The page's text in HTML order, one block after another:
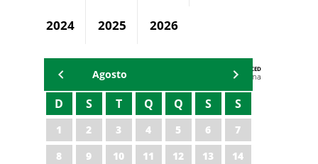
2024 2025 2026
AGENDA DA CODED/CED
Vagna Lima
Agosto
D S T Q Q S S
1 2 3 4 5 6
7
8
9 10 11 12 13
14